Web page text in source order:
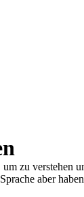
zu verstehen
aber